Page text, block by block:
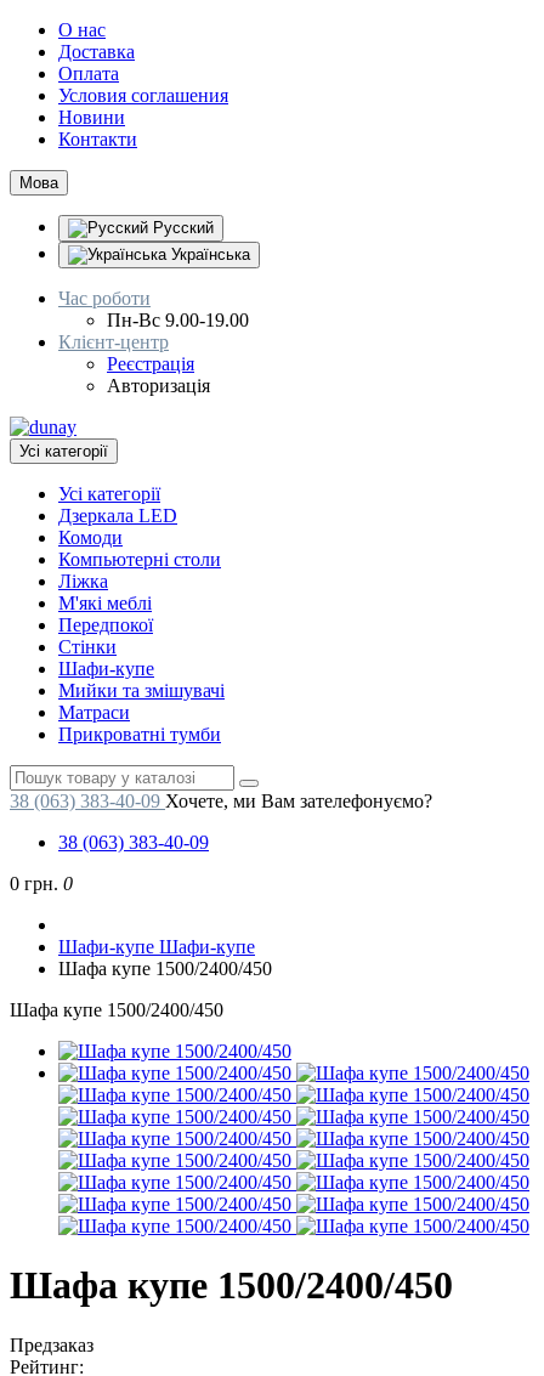
О нас
Доставка
Оплата
Условия соглашения
Новини
Контакти
Мова
Русский
Українська
Час роботи
Пн-Вс 9.00-19.00
Клієнт-центр
Реєстрація
Авторизація
Усі категорії
Усі категорії
Дзеркала LED
Комоди
Компьютерні столи
Ліжка
М'які меблі
Передпокої
Стінки
Шафи-купе
Мийки та змішувачі
Матраси
Прикроватні тумби
38 (063) 383-40-09 Хочете, ми Вам зателефонуємо?
38 (063) 383-40-09
0 грн. 0
Шафи-купе Шафи-купе
Шафа купе 1500/2400/450
Шафа купе 1500/2400/450
Шафа купе 1500/2400/450
Предзаказ
Рейтинг: